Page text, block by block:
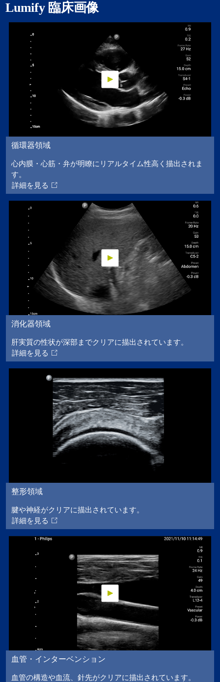
Lumify 臨床画像
循環器領域
心内膜・心筋・弁が明瞭にリアルタイム性高く描出されま
す。
詳細を見る
消化器領域
肝実質の性状が深部までクリアに描出されています。
詳細を見る
整形領域
腱や神経がクリアに描出されています。
詳細を見る
血管・インターベンション
血管の構造や血流、針先がクリアに描出されています。